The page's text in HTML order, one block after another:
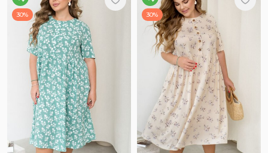
30% 30%